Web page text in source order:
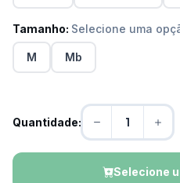
Tamanho: Selecione uma
M Mb
Quantidade:
Selecione